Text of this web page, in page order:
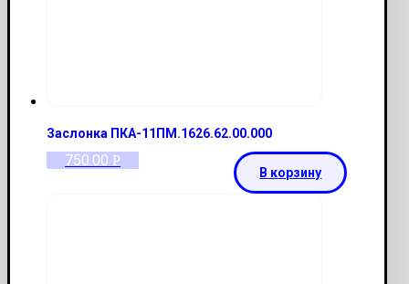
Заслонка ПКА-11ПМ.1626.62.00.000
750.00 Р
В корзину